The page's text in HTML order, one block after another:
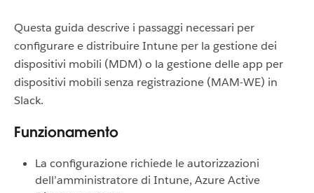
Questa guida descrive i passaggi necessari per
configurare e distribuire Intune per la gestione dei
dispositivi mobili (MDM) o la gestione delle app per
dispositivi mobili senza registrazione (MAM-WE) in
Slack.
Funzionamento
La configurazione richiede le autorizzazioni
dell’amministratore di Intune, Azure Active